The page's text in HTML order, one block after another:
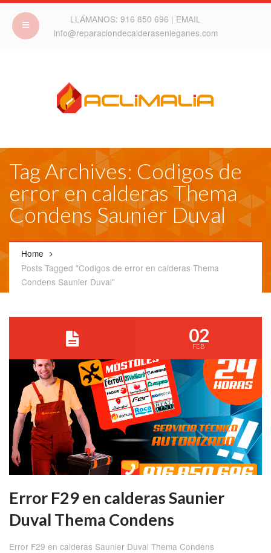
LLÁMANOS: 916 850 696 | EMAIL
info@reparaciondecalderasenleganes.com
Tag Archives: Codigos de
error en calderas Thema
Condens Saunier Duval
Home
Posts Tagged "Codigos de error en calderas Thema
Condens Saunier Duval"
02
FEB
Error F29 en calderas Saunier
Duval Thema Condens
Error F29 en calderas Saunier Duval Thema Condens